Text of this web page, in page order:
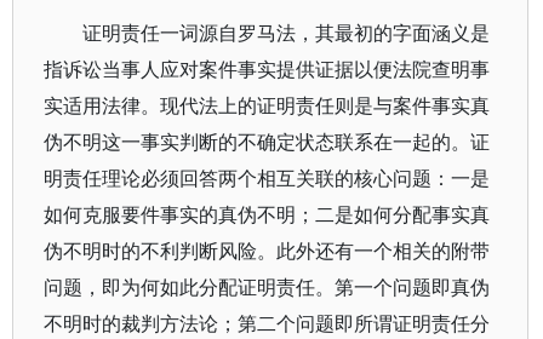
证明责任一词源自罗马法，其最初的字面涵义是
指诉讼当事人应对案件事实提供证据以便法院查明事
实适用法律。现代法上的证明责任则是与案件事实真
伪不明这一事实判断的不确定状态联系在一起的。证
明责任理论必须回答两个相互关联的核心问题：一是
如何克服要件事实的真伪不明；二是如何分配事实真
伪不明时的不利判断风险。此外还有一个相关的附带
问题，即为何如此分配证明责任。第一个问题即真伪
不明时的裁判方法论；第二个问题即所谓证明责任分